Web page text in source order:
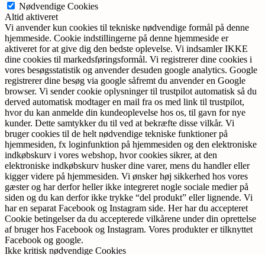
Nødvendige Cookies
Altid aktiveret
Vi anvender kun cookies til tekniske nødvendige formål på denne
hjemmeside. Cookie indstillingerne på denne hjemmeside er
aktiveret for at give dig den bedste oplevelse. Vi indsamler IKKE
dine cookies til markedsføringsformål. Vi registrerer dine cookies i
vores besøgsstatistik og anvender desuden google analytics. Google
registrerer dine besøg via google såfremt du anvender en Google
browser. Vi sender cookie oplysninger til trustpilot automatisk så du
derved automatisk modtager en mail fra os med link til trustpilot,
hvor du kan anmelde din kundeoplevelse hos os, til gavn for nye
kunder. Dette samtykker du til ved at bekræfte disse vilkår. Vi
bruger cookies til de helt nødvendige tekniske funktioner på
hjemmesiden, fx loginfunktion på hjemmesiden og den elektroniske
indkøbskurv i vores webshop, hvor cookies sikrer, at den
elektroniske indkøbskurv husker dine varer, mens du handler eller
kigger videre på hjemmesiden. Vi ønsker høj sikkerhed hos vores
gæster og har derfor heller ikke integreret nogle sociale medier på
siden og du kan derfor ikke trykke “del produkt” eller lignende. Vi
har en separat Facebook og Instagram side. Her har du accepteret
Cookie betingelser da du accepterede vilkårene under din oprettelse
af bruger hos Facebook og Instagram. Vores produkter er tilknyttet
Facebook og google.
Ikke kritisk nødvendige Cookies